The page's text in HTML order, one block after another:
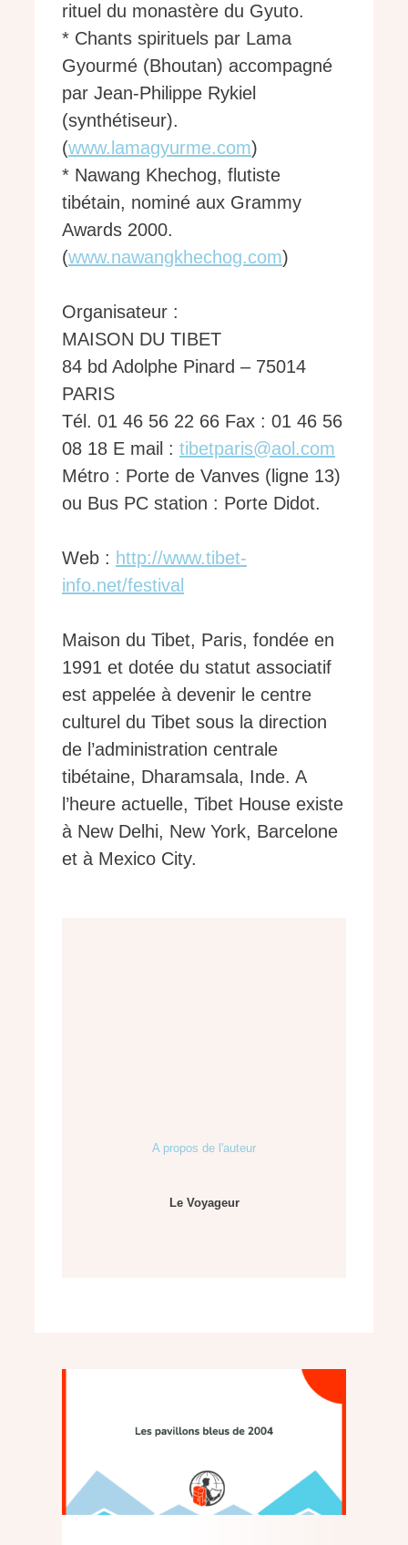
rituel du monastère du Gyuto.
* Chants spirituels par Lama
Gyourmé (Bhoutan) accompagné
par Jean-Philippe Rykiel
(synthétiseur).
(www.lamagyurme.com)
* Nawang Khechog, flutiste
tibétain, nominé aux Grammy
Awards 2000.
(www.nawangkhechog.com)
Organisateur :
MAISON DU TIBET
84 bd Adolphe Pinard – 75014
PARIS
Tél. 01 46 56 22 66 Fax : 01 46 56
08 18 E mail : tibetparis@aol.com
Métro : Porte de Vanves (ligne 13)
ou Bus PC station : Porte Didot.
Web : http://www.tibet-
info.net/festival
Maison du Tibet, Paris, fondée en
1991 et dotée du statut associatif
est appelée à devenir le centre
culturel du Tibet sous la direction
de l’administration centrale
tibétaine, Dharamsala, Inde. A
l’heure actuelle, Tibet House existe
à New Delhi, New York, Barcelone
et à Mexico City.
A propos de l'auteur
Le Voyageur